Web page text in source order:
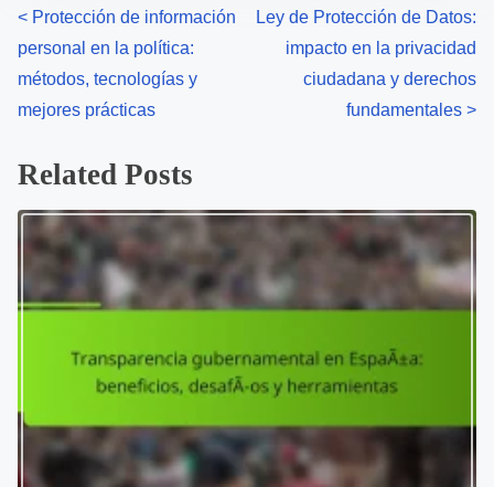
P
o
s
t
n
a
g
a
< Protección de información
personal en la política:
métodos, tecnologías y
mejores prácticas
Ley de Protección de Datos:
impacto en la privacidad
ciudadana y derechos
fundamentales >
Related Posts